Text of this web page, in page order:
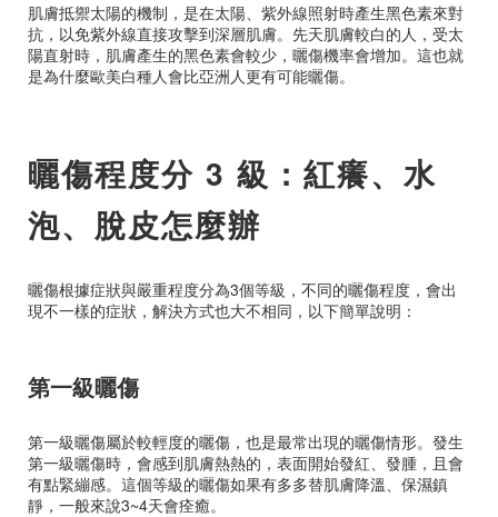
肌膚抵禦太陽的機制，是在太陽、紫外線照射時產生黑色素來對
抗，以免紫外線直接攻擊到深層肌膚。先天肌膚較白的人，受太
陽直射時，肌膚產生的黑色素會較少，曬傷機率會增加。這也就
是為什麼歐美白種人會比亞洲人更有可能曬傷。
曬傷程度分 3 級：紅癢、水
泡、脫皮怎麼辦
曬傷根據症狀與嚴重程度分為3個等級，不同的曬傷程度，會出
現不一樣的症狀，解決方式也大不相同，以下簡單說明：
第一級曬傷
第一級曬傷屬於較輕度的曬傷，也是最常出現的曬傷情形。發生
第一級曬傷時，會感到肌膚熱熱的，表面開始發紅、發腫，且會
有點緊繃感。這個等級的曬傷如果有多多替肌膚降溫、保濕鎮
靜，一般來說3~4天會痊癒。